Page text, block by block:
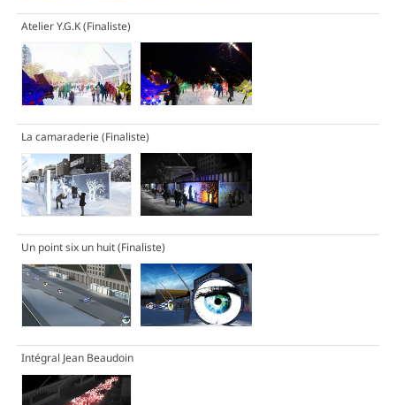
Atelier Y.G.K(Finaliste)
La camaraderie(Finaliste)
Un point six un huit(Finaliste)
Intégral Jean Beaudoin